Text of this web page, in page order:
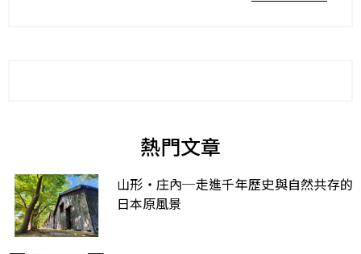
熱門文章
山形・庄內─走進千年歷史與自然共存的
日本原風景